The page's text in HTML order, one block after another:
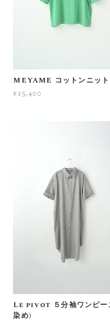
MEYAME コットンニッ
¥15,400
Le pivot ５分袖ワンピー
染め)